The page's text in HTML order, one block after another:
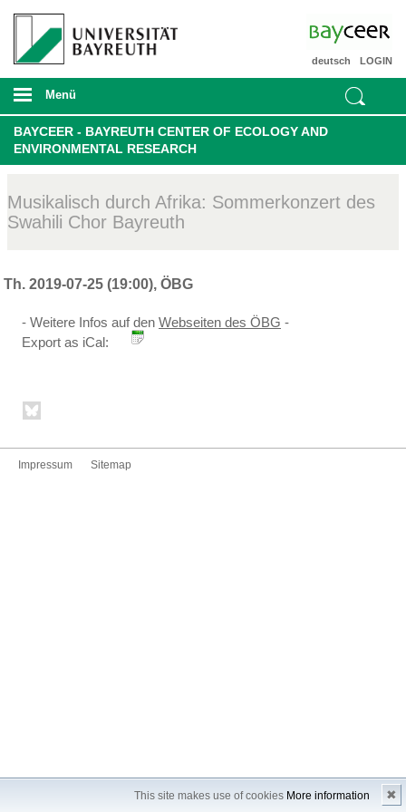
This site makes use of cookies More information ✖
LOGIN
deutsch
Menü
BAYCEER - BAYREUTH CENTER OF ECOLOGY AND
ENVIRONMENTAL RESEARCH
Musikalisch durch Afrika: Sommerkonzert des
Swahili Chor Bayreuth
Th. 2019-07-25 (19:00), ÖBG
- Weitere Infos auf den Webseiten des ÖBG -
Export as iCal:
Impressum Sitemap